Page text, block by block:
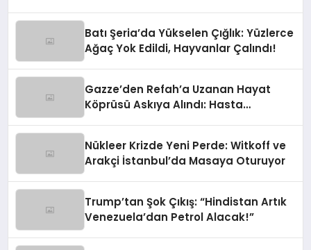
Batı Şeria’da Yükselen Çığlık: Yüzlerce
Ağaç Yok Edildi, Hayvanlar Çalındı!
Gazze’den Refah’a Uzanan Hayat
Köprüsü Askıya Alındı: Hasta
Nükleer Krizde Yeni Perde: Witkoff ve
Arakçi İstanbul’da Masaya Oturuyor
Trump’tan Şok Çıkış: “Hindistan Artık
Venezuela’dan Petrol Alacak!”